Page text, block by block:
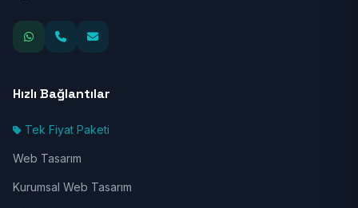
Hızlı Bağlantılar
Tek Fiyat Paketi
Web Tasarım
Kurumsal Web Tasarım